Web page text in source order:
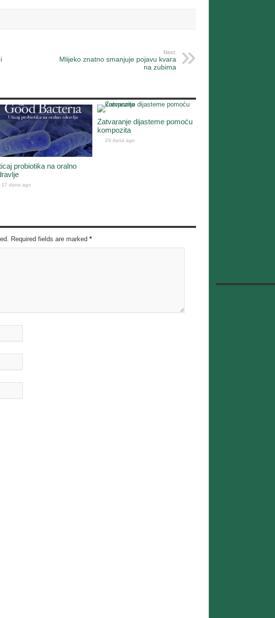
Next:
Mlijeko znatno smanjuje pojavu kvara
na zubima
probiotika na oralno
17 dana ago
Zatvaranje dijasteme pomoću
kompozita
29 dana ago
Required fields are marked *